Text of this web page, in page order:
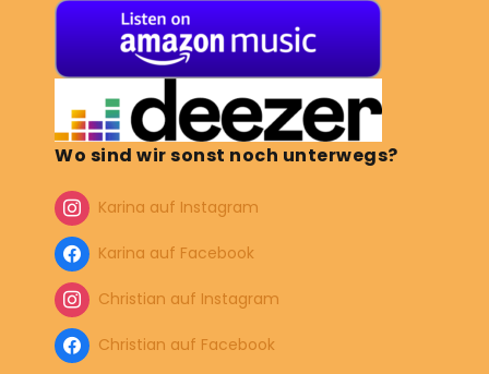
Wo sind wir sonst noch unterwegs?
Karina auf Instagram
Karina auf Facebook
Christian auf Instagram
Christian auf Facebook